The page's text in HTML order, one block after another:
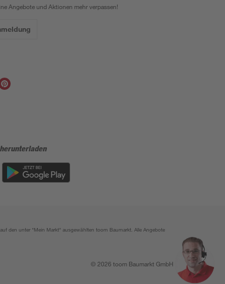
Angebote und Aktionen mehr verpassen!
den unter "Mein Markt" ausgewählten toom Baumarkt. Alle Angebote
© 2026 toom Baumarkt GmbH